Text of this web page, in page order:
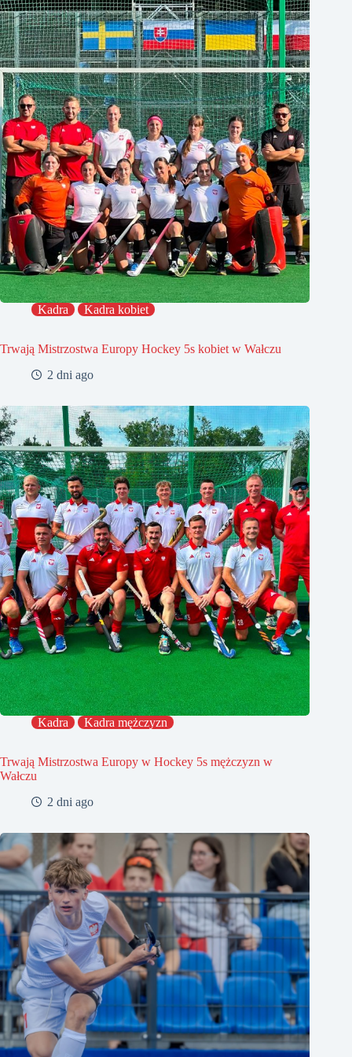
Kadra Kadra kobiet
Trwają Mistrzostwa Europy Hockey 5s kobiet w Wałczu
2 dni ago
Kadra Kadra mężczyzn
Trwają Mistrzostwa Europy w Hockey 5s mężczyzn w
Wałczu
2 dni ago